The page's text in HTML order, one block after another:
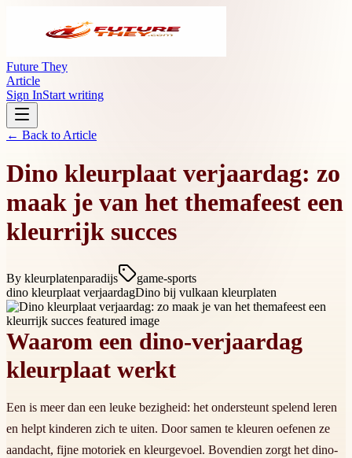
Future They
Article
Sign InStart writing
← Back to Article
Dino kleurplaat verjaardag: zo
maak je van het themafeest een
kleurrijk succes
By kleurplatenparadijs
game-sports
dino kleurplaat verjaardagDino bij vulkaan kleurplaten
Waarom een dino-verjaardag
kleurplaat werkt
Een is meer dan een leuke bezigheid: het ondersteunt spelend leren
en helpt kinderen zich te uiten. Door samen te kleuren oefenen ze
aandacht, fijne motoriek en kleurgevoel. Bovendien zorgt het dino-